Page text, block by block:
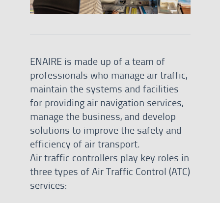
ENAIRE is made up of a team of
professionals who manage air traffic,
maintain the systems and facilities
for providing air navigation services,
manage the business, and develop
solutions to improve the safety and
efficiency of air transport.
Air traffic controllers play key roles in
three types of Air Traffic Control (ATC)
services: